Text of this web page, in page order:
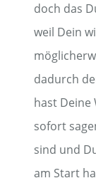
doch das
weil Dein
dadurch
hast Deine
sofort
sind und
am Start